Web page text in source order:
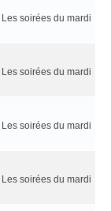
Les soirées du mardi
Les soirées du mardi
Les soirées du mardi
Les soirées du mardi